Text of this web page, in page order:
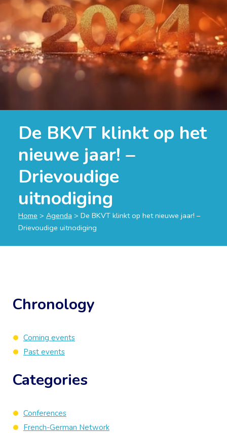
De BKVT klinkt op het
nieuwe jaar! –
Drievoudige
uitnodiging
Home > Agenda > De BKVT klinkt op het nieuwe jaar! –
Drievoudige uitnodiging
Chronology
Coming events
Past events
Categories
Conferences
French-German Network